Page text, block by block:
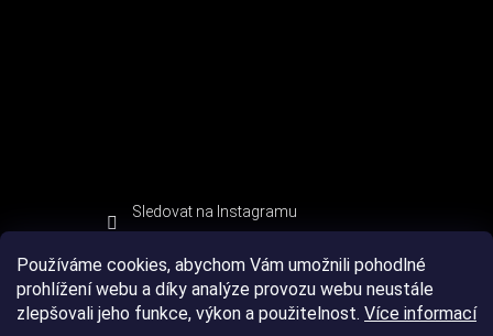
Používáme cookies, abychom Vám umožnili pohodlné
prohlížení webu a díky analýze provozu webu neustále
zlepšovali jeho funkce, výkon a použitelnost. Více informací
Sledovat na Instagramu